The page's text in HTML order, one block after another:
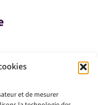
et de mesurer